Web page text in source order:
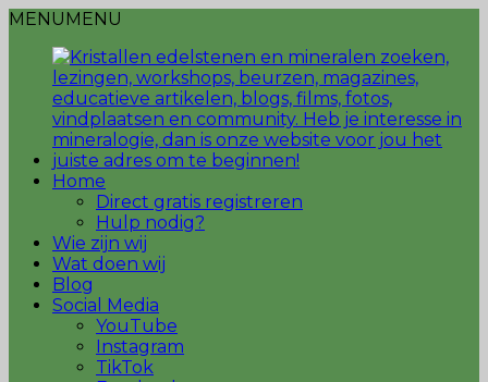
MENUMENU
Home
Direct gratis registreren
Hulp nodig?
Wie zijn wij
Wat doen wij
Blog
Social Media
YouTube
Instagram
TikTok